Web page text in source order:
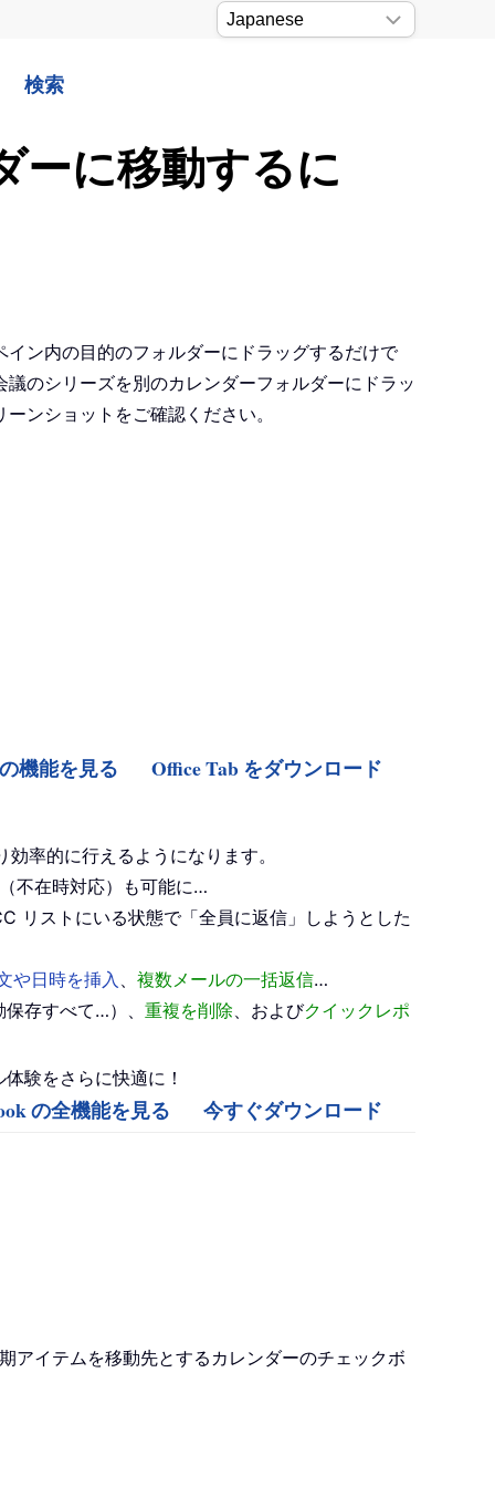
検索
ーに移動するに
ン内の目的のフォルダーにドラッグするだけで
のシリーズを別のカレンダーフォルダーにドラッ
ンショットをご確認ください。
機能を見る
Office Tab をダウンロード
率的に行えるようになります。
（不在時対応）も可能に…
リストにいる状態で「全員に返信」しようとした
や日時を挿入、 複数メールの一括返信…
保存すべて…）、 重複を削除、およびクイックレポ
験をさらに快適に！
の全機能を見る 今すぐダウンロード
アイテムを移動先とするカレンダーのチェックボ